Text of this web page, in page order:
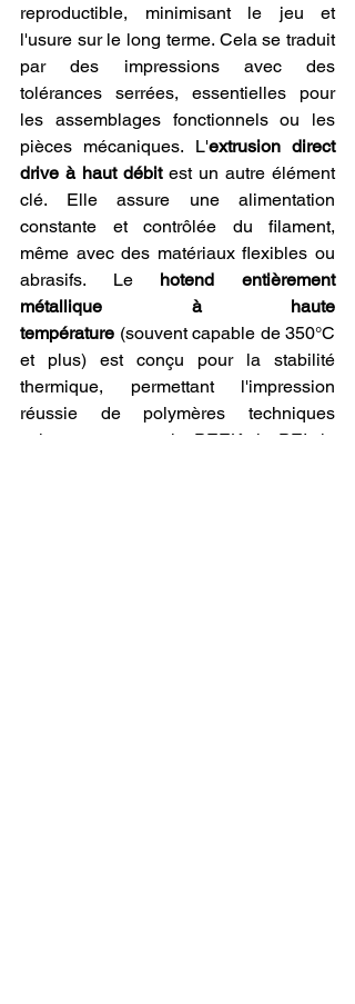
reproductible, minimisant le jeu et
l'usure sur le long terme. Cela se traduit
par des impressions avec des
tolérances serrées, essentielles pour
les assemblages fonctionnels ou les
pièces mécaniques. L'extrusion direct
drive à haut débit est un autre élément
clé. Elle assure une alimentation
constante et contrôlée du filament,
même avec des matériaux flexibles ou
abrasifs. Le hotend entièrement
métallique à haute
température (souvent capable de 350°C
et plus) est conçu pour la stabilité
thermique, permettant l'impression
réussie de polymères techniques
exigeants comme le PEEK, le PEI, le